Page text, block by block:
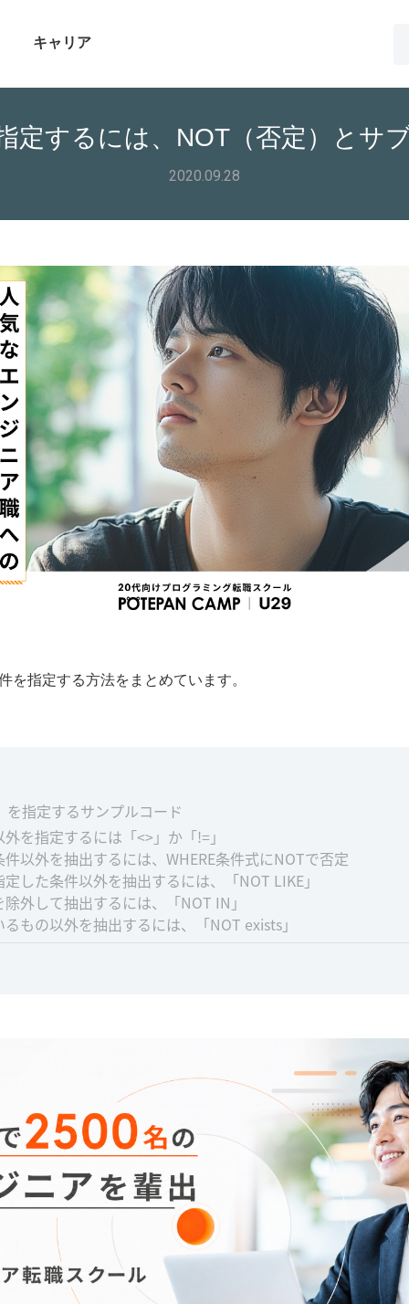
キャリア
定するには、NOT（否定）とサ
2020.09.28
を指定する方法をまとめています。
を指定するサンプルコード
を指定するには「<>」か「!=」
以外を抽出するには、WHERE条件式にNOTで否定
した条件以外を抽出するには、「NOT LIKE」
外して抽出するには、「NOT IN」
もの以外を抽出するには、「NOT exists」